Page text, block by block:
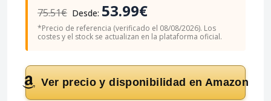
75.51€ Desde: 53.99€
*Precio de referencia (verificado el 08/08/2026). Los
costes y el stock se actualizan en la plataforma oficial.
Ver precio y disponibilidad en Amazon